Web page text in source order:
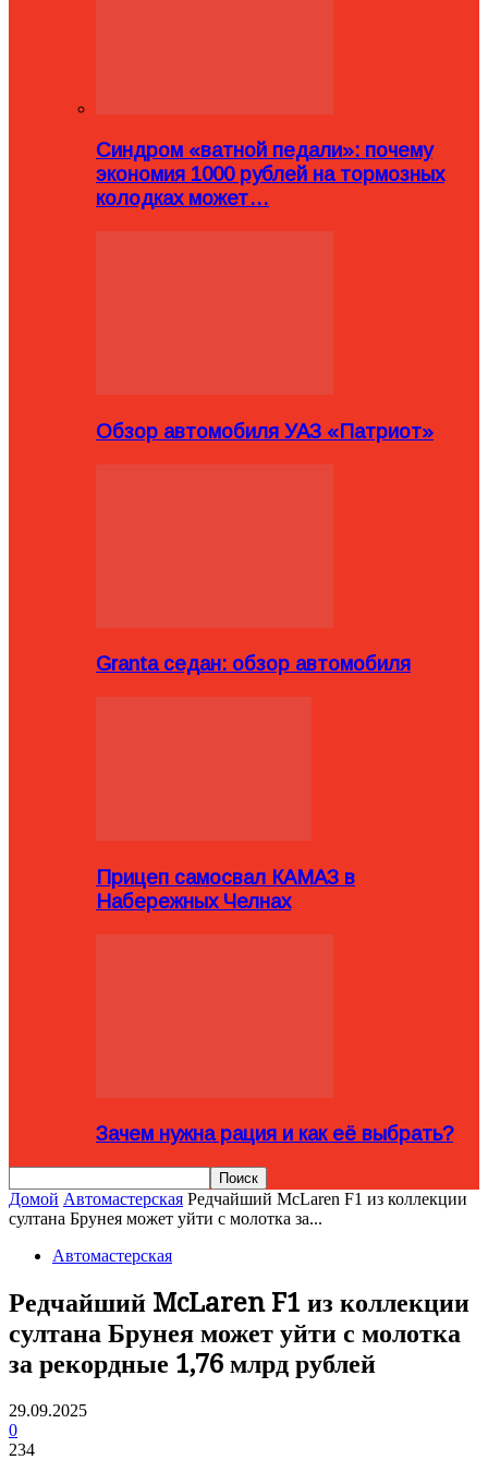
Синдром «ватной педали»: почему
экономия 1000 рублей на тормозных
колодках может…
Обзор автомобиля УАЗ «Патриот»
Granta седан: обзор автомобиля
Прицеп самосвал КАМАЗ в
Набережных Челнах
Зачем нужна рация и как её выбрать?
Домой Автомастерская Редчайший McLaren F1 из коллекции
султана Брунея может уйти с молотка за...
Автомастерская
Редчайший McLaren F1 из коллекции
султана Брунея может уйти с молотка
за рекордные 1,76 млрд рублей
29.09.2025
0
234